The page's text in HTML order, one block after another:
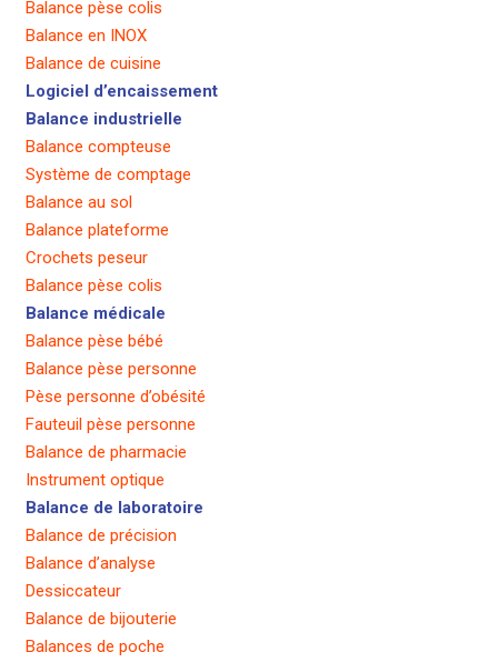
Balance pèse colis
Balance en INOX
Balance de cuisine
Logiciel d’encaissement
Balance industrielle
Balance compteuse
Système de comptage
Balance au sol
Balance plateforme
Crochets peseur
Balance pèse colis
Balance médicale
Balance pèse bébé
Balance pèse personne
Pèse personne d’obésité
Fauteuil pèse personne
Balance de pharmacie
Instrument optique
Balance de laboratoire
Balance de précision
Balance d’analyse
Dessiccateur
Balance de bijouterie
Balances de poche